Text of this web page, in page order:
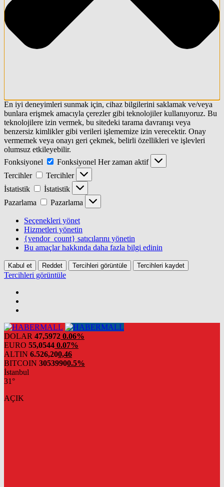
En iyi deneyimleri sunmak için, cihaz bilgilerini saklamak ve/veya
bunlara erişmek amacıyla çerezler gibi teknolojiler kullanıyoruz. Bu
teknolojilere izin vermek, bu sitedeki tarama davranışı veya
benzersiz kimlikler gibi verileri işlememize izin verecektir. Onay
vermemek veya onayı geri çekmek, belirli özellikleri ve işlevleri
olumsuz etkileyebilir.
Fonksiyonel
Fonksiyonel Her zaman aktif
Tercihler
Tercihler
İstatistik
İstatistik
Pazarlama
Pazarlama
Seçenekleri yönet
Hizmetleri yönetin
{vendor_count} satıcılarını yönetin
Bu amaçlar hakkında daha fazla bilgi edinin
Kabul et Reddet Tercihleri görüntüle Tercihleri kaydet
Tercihleri görüntüle
DOLAR 47,5972 0.06%
EURO 55,0544 0.07%
ALTIN 6.526,200,46
BITCOIN 30539900.5%
İstanbul
31°
AÇIK